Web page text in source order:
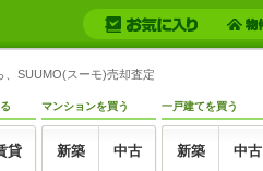
、SUUMO(スーモ)売却査定
貸
マンションを買う
新築 中古
一戸建てを買う
新築 中古